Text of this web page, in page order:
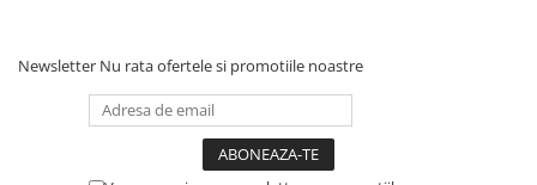
Newsletter Nu rata ofertele si promotiile noastre